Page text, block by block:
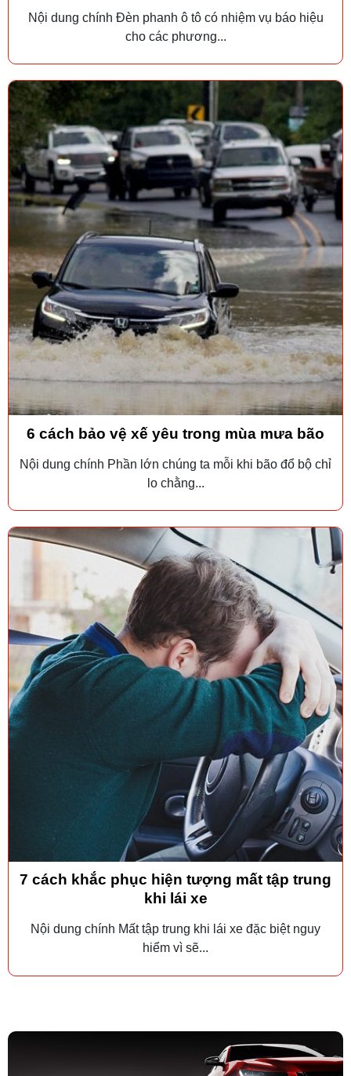
Nội dung chính Đèn phanh ô tô có nhiệm vụ báo hiệu
cho các phương...
6 cách bảo vệ xế yêu trong mùa mưa bão
Nội dung chính Phần lớn chúng ta mỗi khi bão đổ bộ chỉ
lo chằng...
7 cách khắc phục hiện tượng mất tập trung
khi lái xe
Nội dung chính Mất tập trung khi lái xe đặc biệt nguy
hiểm vì sẽ...